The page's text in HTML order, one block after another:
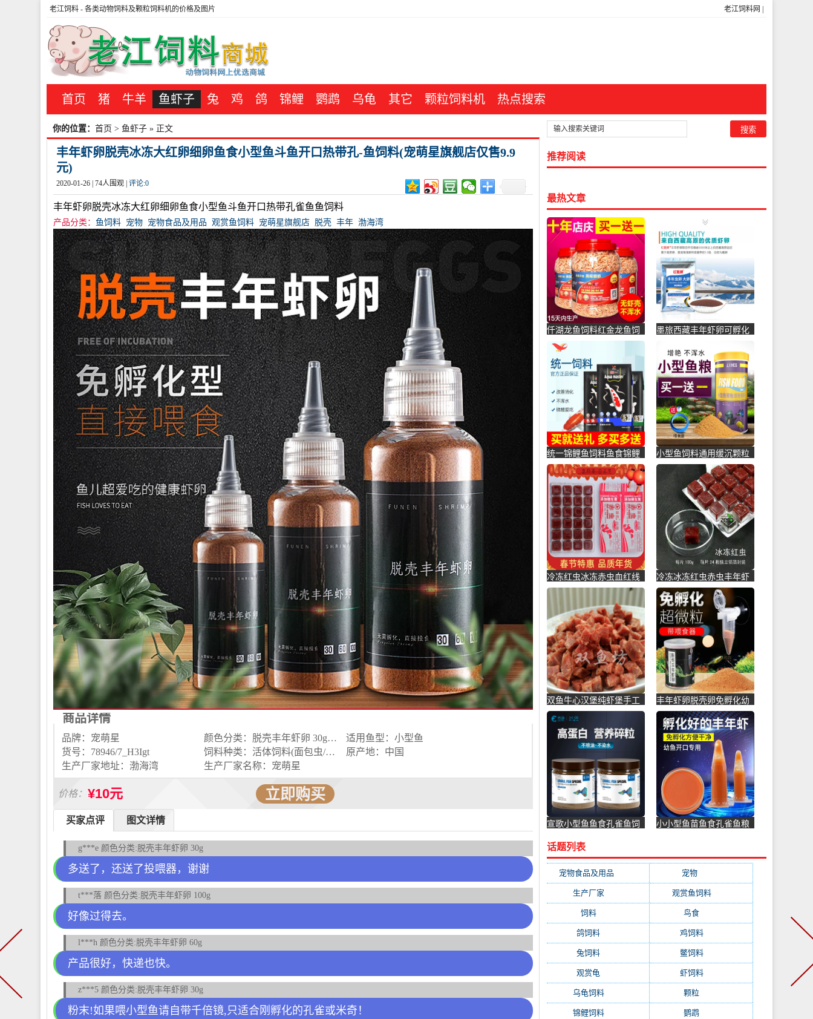
老江饲料网
老江饲料 - 各类动物饲料及颗粒饲料机的价格及图片
首页 猪 牛羊 鱼虾子 兔 鸡 鸽 锦鲤 鹦鹉 乌龟 其它 颗粒饲料机 热点搜索
你的位置： 首页 > 鱼虾子 » 正文
丰年虾卵脱壳冰冻大红卵细卵鱼食小型鱼斗鱼开口热带孔-鱼饲料(宠萌星旗舰店仅售9.9
元)
2020-01-26 | 74人围观 | 评论:0
丰年虾卵脱壳冰冻大红卵细卵鱼食小型鱼斗鱼开口热带孔雀鱼鱼饲料
产品分类： 鱼饲料 宠物 宠物食品及用品 观赏鱼饲料 宠萌星旗舰店 脱壳 丰年 渤海湾
商品详情
品牌：宠萌星 颜色分类：脱壳丰年虾卵 30g 脱壳丰年虾卵 60g 脱壳丰年虾卵 100g
适用鱼型：小型鱼
货号：78946/7_H3Igt
饲料种类：活体饲料(面包虫/大麦虫等)
原产地：中国
生产厂家地址：渤海湾
生产厂家名称：宠萌星
价格： ¥10元 立即购买
图文详情
买家点评
g***e 颜色分类:脱壳丰年虾卵 30g
多送了，还送了投喂器，谢谢
t***落 颜色分类:脱壳丰年虾卵 100g
好像过得去。
l***h 颜色分类:脱壳丰年虾卵 60g
产品很好，快递也快。
z***5 颜色分类:脱壳丰年虾卵 30g
粉末!如果喂小型鱼请自带千倍镜,只适合刚孵化的孔雀或米奇！
推荐阅读
最热文章
仟湖龙鱼饲料红金龙鱼饲
料专用鱼食银龙鱼饲料活
体热带-虾饲料(毅邦旗舰
店仅售32.9元)
墨旅西藏丰年虾卵可孵化
神仙鱼-虾饲料(墨旅旗舰
店仅售17元)
统一锦鲤鱼饲料鱼食锦鲤
鱼饲料黑统一金鱼鱼食鱼
粮鲤鱼-鱼饲料(大禹宠物
用品专营店仅售9.9元)
小型鱼饲料通用缓沉颗粒
观赏热带鱼食孔雀鱼粮红
绿灯金-鱼饲料(乐享一宠
旗舰店仅售9.9元)
冷冻红虫冰冻赤虫血红线
虫丰年虾牛心汉堡罗汉七
彩龙鱼-虾饲料(励冠家居
专营店仅售23.67元)
冷冻冰冻红虫赤虫丰年虾
牛心汉堡罗汉金鱼活体鱼
食粮龟-虾饲料(凯希慕旗
舰店仅售18.9元)
双鱼牛心汉堡纯虾堡手工
制作七彩神仙罗汉埃及鱼
食饲料-虾饲料(九形匠旗
舰店仅售20.95元)
丰年虾卵脱壳卵免孵化幼
鱼小型鱼开口孔雀鱼饲料
鱼食大-虾饲料(凯希慕旗
舰店仅售15.32元)
宣歌小型鱼鱼食孔雀鱼饲
热带鱼-鱼饲料(宣歌旗舰
店仅售15.9元)
小小型鱼苗鱼食孔雀鱼粮
店仅售13.69元)
话题列表
宠物食品及用品 宠物(1231)
生产厂家 观赏鱼饲料(358)
饲料(281) 鸟食
鸽饲料 鸡饲料(158)
兔饲料 鳖饲料(153)
观赏龟 虾饲料(146)
乌龟饲料(143) 颗粒
锦鲤饲料(132) 鹦鹉